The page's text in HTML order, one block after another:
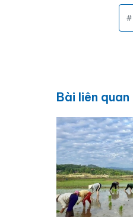
Bài liên quan